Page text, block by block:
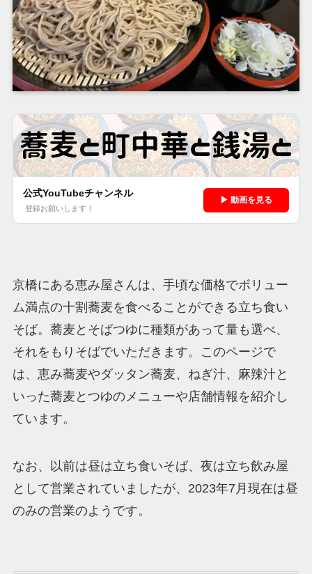
公式YouTubeチャンネル
登録お願いします！
▶ 動画を見る
京橋にある恵み屋さんは、手頃な価格でボリュー
ム満点の十割蕎麦を食べることができる立ち食い
そば。蕎麦とそばつゆに種類があって量も選べ、
それをもりそばでいただきます。このページで
は、恵み蕎麦やダッタン蕎麦、ねぎ汁、麻辣汁と
いった蕎麦とつゆのメニューや店舗情報を紹介し
ています。
なお、以前は昼は立ち食いそば、夜は立ち飲み屋
として営業されていましたが、2023年7月現在は昼
のみの営業のようです。